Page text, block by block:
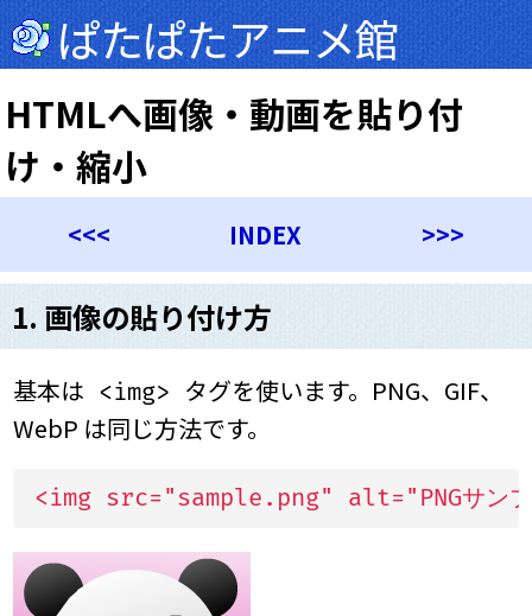
ぱたぱたアニメ館
HTMLへ画像・動画を貼り付
け・縮小
<<< INDEX >>>
1. 画像の貼り付け方
基本は <img>
タグを使います。PNG、GIF、
WebP は同じ方法です。
<img src="sample.png" alt="PNGサン